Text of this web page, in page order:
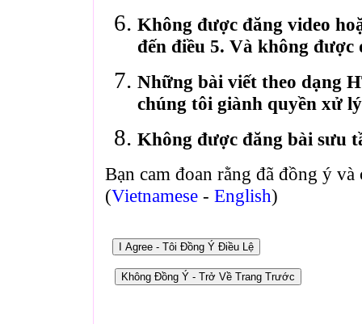
Không được đăng video
đến điều 5. Và không
Những bài viết theo dạng
chúng tôi giành quyền xử
Không được đăng bài sưu
Bạn cam đoan rằng đã đồng ý
(Vietnamese - English)